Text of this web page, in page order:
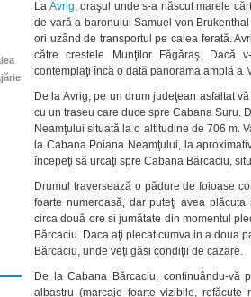
La Avrig, oraşul unde s-a născut marele
de vară a baronului Samuel von
ori uzând de transportul pe calea ferată.
către crestele Munţilor Făgăraş. Dacă
contemplaţi încă o dată panorama amplă a
De la Avrig, pe un drum judeţean asfaltat
cu un traseu care duce spre Cabana Suru.
Neamţului situată la o altitudine de 706 m.
la Cabana Poiana Neamţului, la
începeţi să urcaţi spre Cabana Bărcaciu,
Drumul traversează o pădure de foioase
foarte numeroasă, dar puteţi avea
circa două ore si jumătate din momentul
Bărcaciu. Daca aţi plecat cumva in a doua
Bărcaciu, unde veţi găsi condiţii de cazare.
De la Cabana Bărcaciu, continuându-vă
albastru (marcaje foarte vizibile,